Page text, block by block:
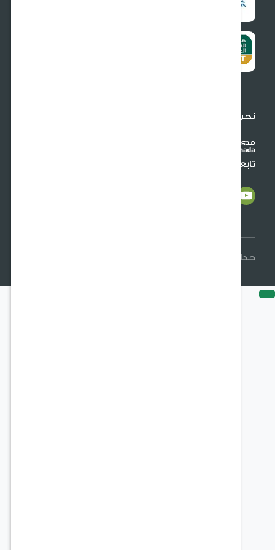
7012732918
الرقم الضريبي :
300417027900003
نقبل البطاقات الدولية
على وسائل التواصل الاجتماعي
© 2026 جميع الحقوق محفوظة